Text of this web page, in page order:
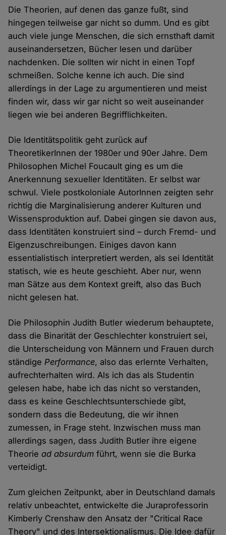
Die Theorien, auf denen das ganze fußt, sind
hingegen teilweise gar nicht so dumm. Und es gibt
auch viele junge Menschen, die sich ernsthaft damit
auseinandersetzen, Bücher lesen und darüber
nachdenken. Die sollten wir nicht in einen Topf
schmeißen. Solche kenne ich auch. Die sind
allerdings in der Lage zu argumentieren und meist
finden wir, dass wir gar nicht so weit auseinander
liegen wie bei anderen Begrifflichkeiten.
Die Identitätspolitik geht zurück auf
TheoretikerInnen der 1980er und 90er Jahre. Dem
Philosophen Michel Foucault ging es um die
Anerkennung sexueller Identitäten. Er selbst war
schwul. Viele postkoloniale AutorInnen zeigten sehr
richtig die Marginalisierung anderer Kulturen und
Wissensproduktion auf. Dabei gingen sie davon aus,
dass Identitäten konstruiert sind – durch Fremd- und
Eigenzuschreibungen. Einiges davon kann
essentialistisch interpretiert werden, als sei Identität
statisch, wie es heute geschieht. Aber nur, wenn
man Sätze aus dem Kontext greift, also das Buch
nicht gelesen hat.
Die Philosophin Judith Butler wiederum behauptete,
dass die Binarität der Geschlechter konstruiert sei,
die Unterscheidung von Männern und Frauen durch
ständigePerformance, also das erlernte Verhalten,
aufrechterhalten wird. Als ich das als Studentin
gelesen habe, habe ich das nicht so verstanden,
dass es keine Geschlechtsunterschiede gibt,
sondern dass die Bedeutung, die wir ihnen
zumessen, in Frage steht. Inzwischen muss man
allerdings sagen, dass Judith Butler ihre eigene
Theoriead absurdum führt, wenn sie die Burka
verteidigt.
Zum gleichen Zeitpunkt, aber in Deutschland damals
relativ unbeachtet, entwickelte die Juraprofessorin
Kimberly Crenshaw den Ansatz der "Critical Race
Theory" und des Intersektionalismus. Die Idee dafür